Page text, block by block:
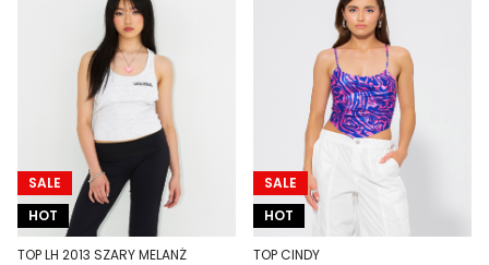
SALE
HOT
TOP LH 2013 SZARY MELANŻ
SALE
HOT
TOP CINDY